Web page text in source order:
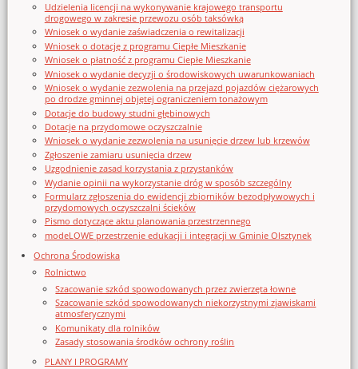
Udzielenia licencji na wykonywanie krajowego transportu
drogowego w zakresie przewozu osób taksówką
Wniosek o wydanie zaświadczenia o rewitalizacji
Wniosek o dotację z programu Ciepłe Mieszkanie
Wniosek o płatność z programu Ciepłe Mieszkanie
Wniosek o wydanie decyzji o środowiskowych uwarunkowaniach
Wniosek o wydanie zezwolenia na przejazd pojazdów ciężarowych
po drodze gminnej objętej ograniczeniem tonażowym
Dotacje do budowy studni głębinowych
Dotacje na przydomowe oczyszczalnie
Wniosek o wydanie zezwolenia na usunięcie drzew lub krzewów
Zgłoszenie zamiaru usunięcia drzew
Uzgodnienie zasad korzystania z przystanków
Wydanie opinii na wykorzystanie dróg w sposób szczególny
Formularz zgłoszenia do ewidencji zbiorników bezodpływowych i
przydomowych oczyszczalni ścieków
Pismo dotyczące aktu planowania przestrzennego
modeLOWE przestrzenie edukacji i integracji w Gminie Olsztynek
Ochrona Środowiska
Rolnictwo
Szacowanie szkód spowodowanych przez zwierzęta łowne
Szacowanie szkód spowodowanych niekorzystnymi zjawiskami
atmosferycznymi
Komunikaty dla rolników
Zasady stosowania środków ochrony roślin
PLANY I PROGRAMY